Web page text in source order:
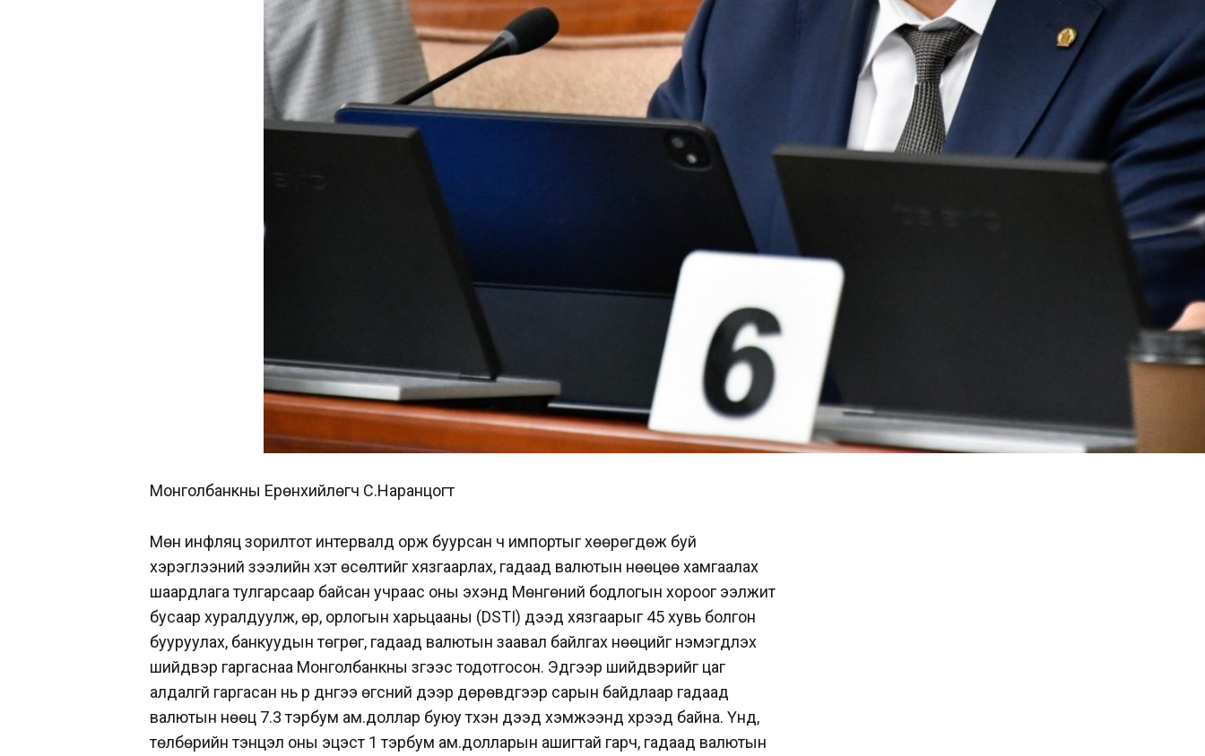
Монголбанкны Ерөнхийлөгч С.Наранцогт
Мөн инфляц зорилтот интервалд орж буурсан ч импортыг хөөрөгдөж буй
хэрэглээний зээлийн хэт өсөлтийг хязгаарлах, гадаад валютын нөөцөө хамгаалах
шаардлага тулгарсаар байсан учраас оны эхэнд Мөнгөний бодлогын хороог ээлжит
бусаар хуралдуулж, өр, орлогын харьцааны (DSTI) дээд хязгаарыг 45 хувь болгон
бууруулах, банкуудын төгрөг, гадаад валютын заавал байлгах нөөцийг нэмэгдүүлэх
шийдвэр гаргаснаа Монголбанкны зүгээс тодотгосон. Эдгээр шийдвэрийг цаг
алдалгүй гаргасан нь үр дүнгээ өгсний дээр дөрөвдүгээр сарын байдлаар гадаад
валютын нөөц 7.3 тэрбум ам.доллар буюу түүхэн дээд хэмжээнд хүрээд байна. Үүнд,
төлбөрийн тэнцэл оны эцэст 1 тэрбум ам.долларын ашигтай гарч, гадаад валютын